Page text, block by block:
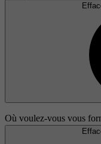
Où voulez-vous vous